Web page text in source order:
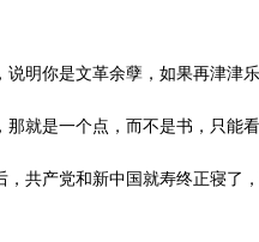
说明你是文革余孽，如果再津津
就是一个点，而不是书，只能
，共产党和新中国就寿终正寝了